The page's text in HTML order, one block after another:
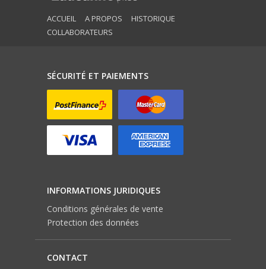
ACCUEIL A PROPOS
HISTORIQUE
COLLABORATEURS
SÉCURITÉ ET PAIEMENTS
INFORMATIONS JURIDIQUES
Conditions générales de vente
Protection des données
CONTACT